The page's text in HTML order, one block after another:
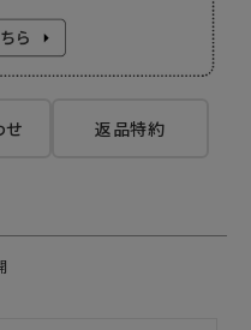
せ 返品特約